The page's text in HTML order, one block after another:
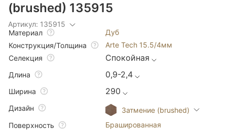
(brushed) 135915
Артикул: 135915
Материал
Дуб
Конструкция/Толщина
Arte Tech 15.5/4мм
Селекция
Спокойная
Длина 0,9-2,4
Ширина 290
Дизайн
Затмение (brushed)
Поверхность
Брашированная